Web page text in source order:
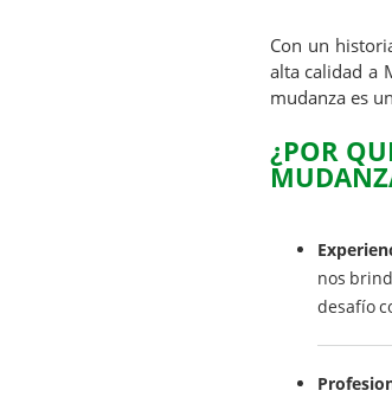
Con un
alta calidad a
mudanza es
¿POR
nos
desafío